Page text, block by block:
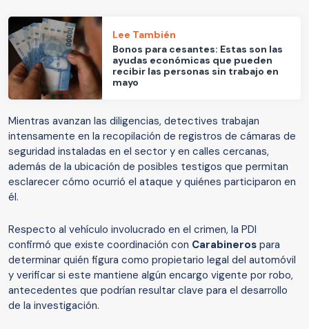
Lee También
Bonos para cesantes: Estas son las
ayudas económicas que pueden
recibir las personas sin trabajo en
mayo
Mientras avanzan las diligencias, detectives trabajan
intensamente en la recopilación de registros de cámaras de
seguridad instaladas en el sector y en calles cercanas,
además de la ubicación de posibles testigos que permitan
esclarecer cómo ocurrió el ataque y quiénes participaron en
él.
Respecto al vehículo involucrado en el crimen, la PDI
confirmó que existe coordinación con Carabineros para
determinar quién figura como propietario legal del automóvil
y verificar si este mantiene algún encargo vigente por robo,
antecedentes que podrían resultar clave para el desarrollo
de la investigación.